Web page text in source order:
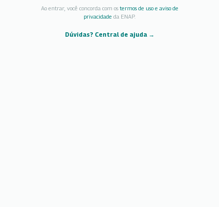
Ao entrar, você concorda com os termos de uso e aviso de
privacidade da ENAP.
Dúvidas? Central de ajuda →